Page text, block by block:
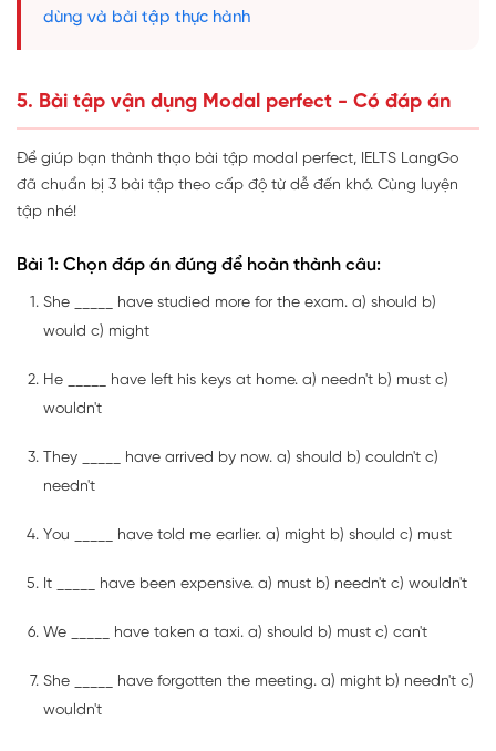
dùng và bài tập thực hành
5. Bài tập vận dụng Modal perfect - Có đáp án
Để giúp bạn thành thạo bài tập modal perfect, IELTS LangGo
đã chuẩn bị 3 bài tập theo cấp độ từ dễ đến khó. Cùng luyện
tập nhé!
Bài 1: Chọn đáp án đúng để hoàn thành câu:
She _____ have studied more for the exam. a) should b)
would c) might
He _____ have left his keys at home. a) needn't b) must c)
wouldn't
They _____ have arrived by now. a) should b) couldn't c)
needn't
You _____ have told me earlier. a) might b) should c) must
It _____ have been expensive. a) must b) needn't c) wouldn't
We _____ have taken a taxi. a) should b) must c) can't
She _____ have forgotten the meeting. a) might b) needn't c)
wouldn't